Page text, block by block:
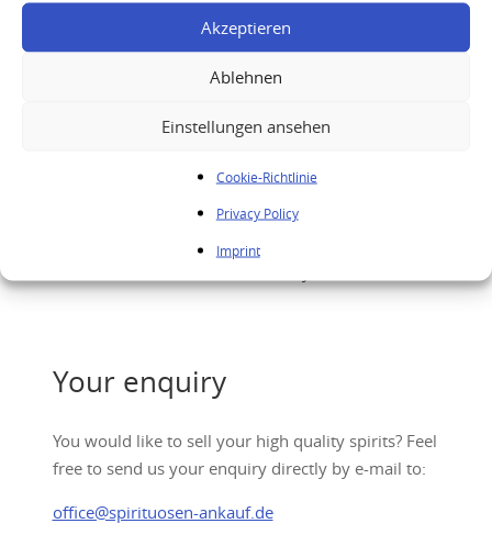
Akzeptieren
Ablehnen
Einstellungen ansehen
Cookie-Richtlinie
Privacy Policy
Imprint
Your enquiry
You would like to sell your high quality spirits? Feel
free to send us your enquiry directly by e-mail to:
office@spirituosen-ankauf.de